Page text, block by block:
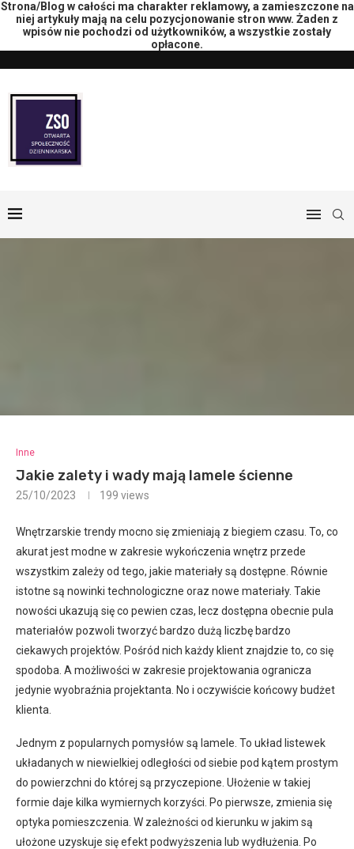
Strona/Blog w całości ma charakter reklamowy, a zamieszczone na
niej artykuły mają na celu pozycjonowanie stron www. Żaden z
wpisów nie pochodzi od użytkowników, a wszystkie zostały
opłacone.
Inne
Jakie zalety i wady mają lamele ścienne
25/10/2023 199 views
Wnętrzarskie trendy mocno się zmieniają z biegiem czasu. To, co
akurat jest modne w zakresie wykończenia wnętrz przede
wszystkim zależy od tego, jakie materiały są dostępne. Równie
istotne są nowinki technologiczne oraz nowe materiały. Takie
nowości ukazują się co pewien czas, lecz dostępna obecnie pula
materiałów pozwoli tworzyć bardzo dużą liczbę bardzo
ciekawych projektów. Pośród nich każdy klient znajdzie to, co się
spodoba. A możliwości w zakresie projektowania ogranicza
jedynie wyobraźnia projektanta. No i oczywiście końcowy budżet
klienta.
Jednym z popularnych pomysłów są lamele. To układ listewek
układanych w niewielkiej odległości od siebie pod kątem prostym
do powierzchni do której są przyczepione. Ułożenie w takiej
formie daje kilka wymiernych korzyści. Po pierwsze, zmienia się
optyka pomieszczenia. W zależności od kierunku w jakim są
ułożone uzyskuje się efekt podwyższenia lub wydłużenia. Po